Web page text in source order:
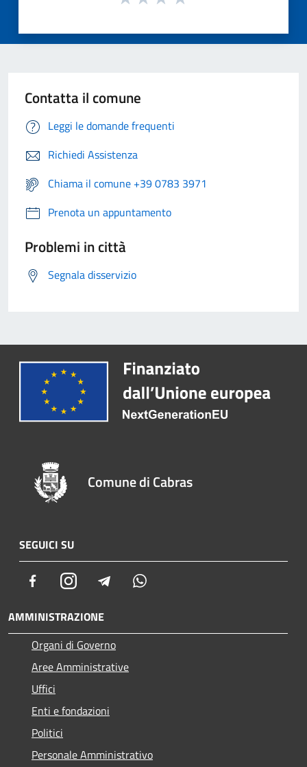
Contatta il comune
Leggi le domande frequenti
Richiedi Assistenza
Chiama il comune +39 0783 3971
Prenota un appuntamento
Problemi in città
Segnala disservizio
Comune di Cabras
SEGUICI SU
FacebookInstagram Telegram
AMMINISTRAZIONE
Organi di Governo
Aree Amministrative
Uffici
Enti e fondazioni
Politici
Personale Amministrativo